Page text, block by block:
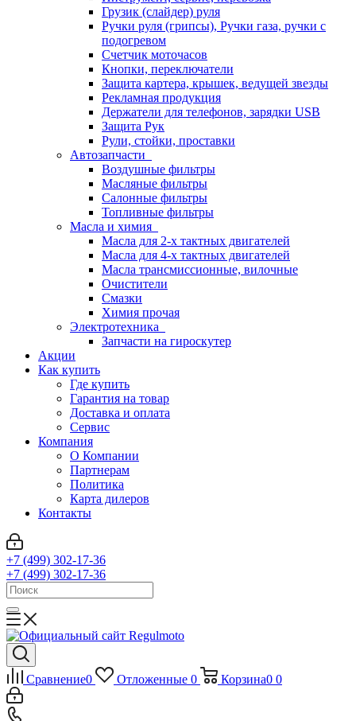
Грузик (слайдер) руля
Ручки руля (грипсы), Ручки газа, ручки с
подогревом
Счетчик моточасов
Кнопки, переключатели
Защита картера, крышек, ведущей звезды
Рекламная продукция
Держатели для телефонов, зарядки USB
Защита Рук
Рули, стойки, проставки
Автозапчасти
Воздушные фильтры
Масляные фильтры
Салонные фильтры
Топливные фильтры
Масла и химия
Масла для 2-х тактных двигателей
Масла для 4-х тактных двигателей
Масла трансмиссионные, вилочные
Очистители
Смазки
Химия прочая
Электротехника
Запчасти на гироскутер
Акции
Как купить
Где купить
Гарантия на товар
Доставка и оплата
Сервис
Компания
О Компании
Партнерам
Политика
Карта дилеров
Контакты
+7 (499) 302-17-36
+7 (499) 302-17-36
Сравнение0 Отложенные 0 Корзина0 0